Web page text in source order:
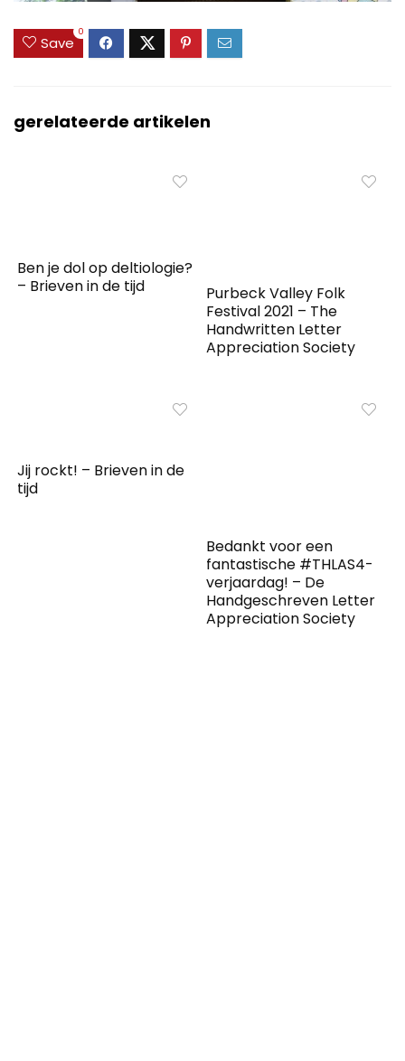
Save
0
gerelateerde artikelen
Ben je dol op deltiologie?
– Brieven in de tijd
Purbeck Valley Folk
Festival 2021 – The
Handwritten Letter
Appreciation Society
Jij rockt! – Brieven in de
tijd
Bedankt voor een
fantastische #THLAS4-
verjaardag! – De
Handgeschreven Letter
Appreciation Society